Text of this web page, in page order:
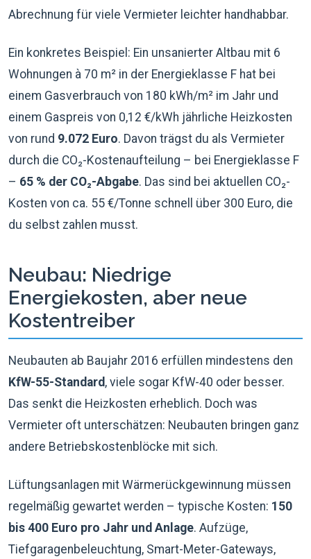
Abrechnung für viele Vermieter leichter handhabbar.
Ein konkretes Beispiel: Ein unsanierter Altbau mit 6
Wohnungen à 70 m² in der Energieklasse F hat bei
einem Gasverbrauch von 180 kWh/m² im Jahr und
einem Gaspreis von 0,12 €/kWh jährliche Heizkosten
von rund 9.072 Euro. Davon trägst du als Vermieter
durch die CO₂-Kostenaufteilung – bei Energieklasse F
– 65 % der CO₂-Abgabe. Das sind bei aktuellen CO₂-
Kosten von ca. 55 €/Tonne schnell über 300 Euro, die
du selbst zahlen musst.
Neubau: Niedrige
Energiekosten, aber neue
Kostentreiber
Neubauten ab Baujahr 2016 erfüllen mindestens den
KfW-55-Standard, viele sogar KfW-40 oder besser.
Das senkt die Heizkosten erheblich. Doch was
Vermieter oft unterschätzen: Neubauten bringen ganz
andere Betriebskostenblöcke mit sich.
Lüftungsanlagen mit Wärmerückgewinnung müssen
regelmäßig gewartet werden – typische Kosten: 150
bis 400 Euro pro Jahr und Anlage. Aufzüge,
Tiefgaragenbeleuchtung, Smart-Meter-Gateways,